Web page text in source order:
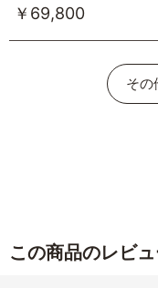
￥69,800
その
この商品のレビ